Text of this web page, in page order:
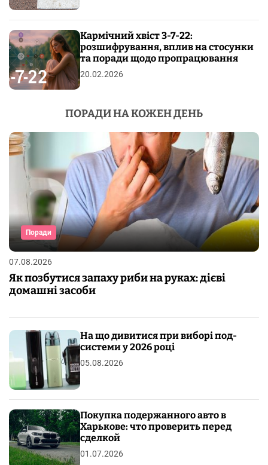
Кармічний хвіст 3-7-22:
розшифрування, вплив на стосунки
та поради щодо пропрацювання
20.02.2026
ПОРАДИ НА КОЖЕН ДЕНЬ
Поради
07.08.2026
Як позбутися запаху риби на руках: дієві
домашні засоби
На що дивитися при виборі под-
системи у 2026 році
05.08.2026
Покупка подержанного авто в
Харькове: что проверить перед
сделкой
01.07.2026